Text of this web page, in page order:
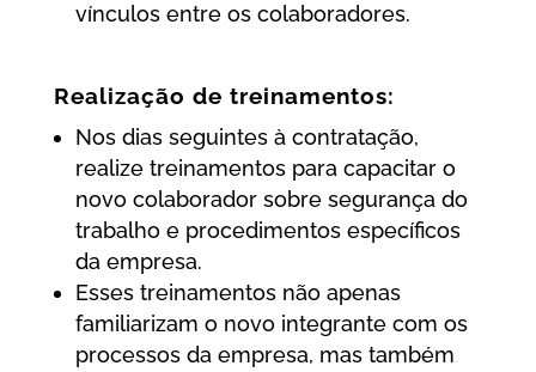
vínculos entre os colaboradores.
Realização de treinamentos:
Nos dias seguintes à contratação,
realize treinamentos para capacitar o
novo colaborador sobre segurança do
trabalho e procedimentos específicos
da empresa.
Esses treinamentos não apenas
familiarizam o novo integrante com os
processos da empresa, mas também